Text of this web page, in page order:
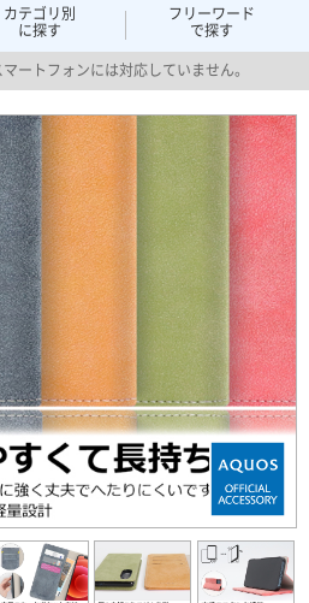
カテゴリ別
に探す
フリーワード
で探す
ートフォンには対応していません。